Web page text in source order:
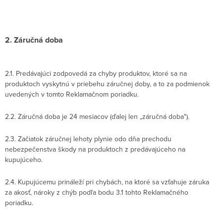
2. Záručná doba
2.1. Predávajúci zodpovedá za chyby produktov, ktoré sa na
produktoch vyskytnú v priebehu záručnej doby, a to za podmienok
uvedených v tomto Reklamačnom poriadku.
2.2. Záručná doba je 24 mesiacov (ďalej len „záručná doba").
2.3. Začiatok záručnej lehoty plynie odo dňa prechodu
nebezpečenstva škody na produktoch z predávajúceho na
kupujúceho.
2.4. Kupujúcemu prináleží pri chybách, na ktoré sa vzťahuje záruka
za akosť, nároky z chýb podľa bodu 3.1 tohto Reklamačného
poriadku.